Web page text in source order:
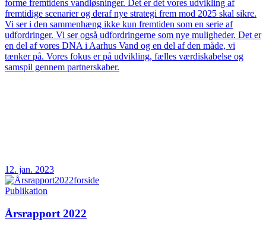
forme fremtidens vandløsninger. Det er det vores udvikling af
fremtidige scenarier og deraf nye strategi frem mod 2025 skal sikre.
Vi ser i den sammenhæng ikke kun fremtiden som en serie af
udfordringer. Vi ser også udfordringerne som nye muligheder. Det er
en del af vores DNA i Aarhus Vand og en del af den måde, vi
tænker på. Vores fokus er på udvikling, fælles værdiskabelse og
samspil gennem partnerskaber.
12. jan. 2023
Publikation
Årsrapport 2022